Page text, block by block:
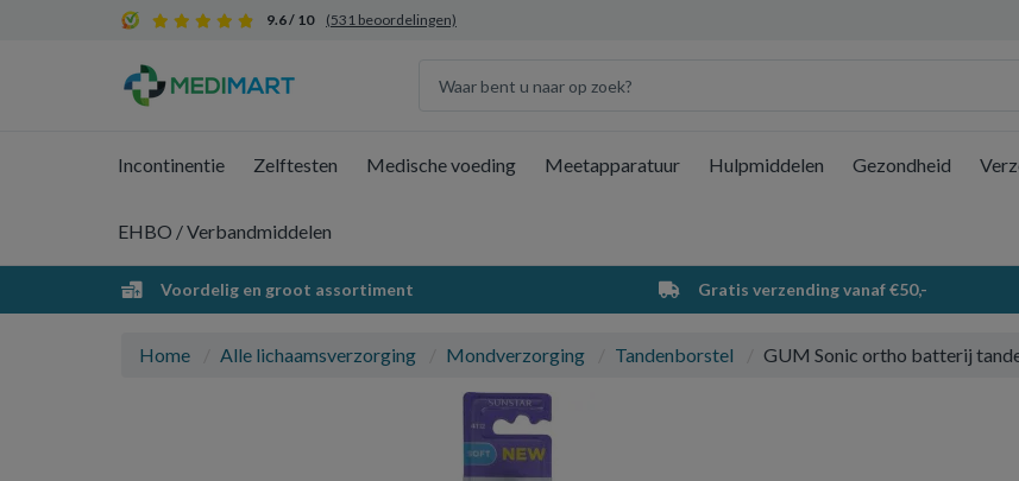
9.6 / 10 (531 beoordelingen)
Incontinentie Zelftesten Medische voeding Meetapparatuur Hulpmiddelen Gezondheid
EHBO / Verbandmiddelen
Voordelig en groot assortiment Gratis verzending vanaf €50,-
Home Alle lichaamsverzorging Mondverzorging Tandenborstel GUM Sonic ortho batterij